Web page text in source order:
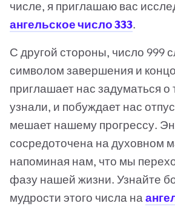
числе, я приглашаю вас
ангельское число 333.
С другой стороны, число 999
символом завершения и
приглашает нас задуматься о
узнали, и побуждает нас
мешает нашему прогрессу.
сосредоточена на духовном
напоминая нам, что мы
фазу нашей жизни. Узнайте
мудрости этого числа на